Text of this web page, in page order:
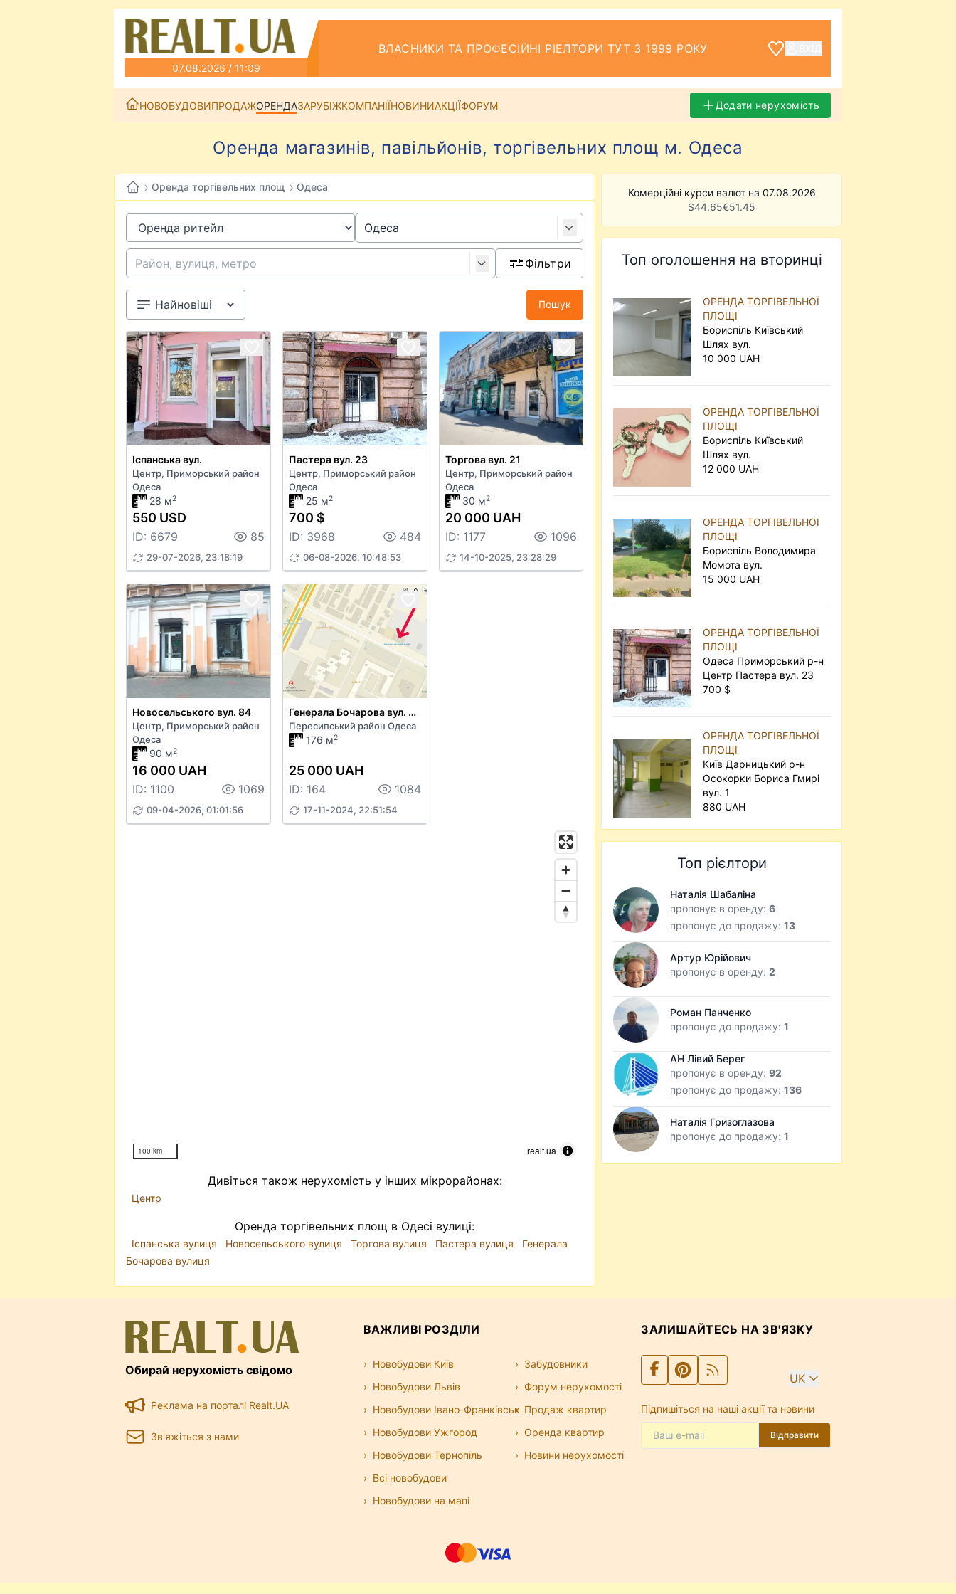
07.08.2026 / 11:09
ВЛАСНИКИ ТА ПРОФЕСІЙНІ РІЕЛТОРИ ТУТ З 1999 РОКУ
НОВОБУДОВИПРОДАЖОРЕНДАЗАРУБІЖКОМПАНІЇНОВИНИАКЦІЇФОРУМ Додати нерухомість
Оренда магазинів, павільйонів, торгівельних площ м. Одеса
› Оренда торгівельних площ › Одеса
Фільтри
Пошук
Іспанська вул.
Центр, Приморський район
Одеса
28 м2
550 USD
ID: 6679 85
29-07-2026, 23:18:19
Пастера вул. 23
Центр, Приморський район
Одеса
25 м2
700 $
ID: 3968 484
06-08-2026, 10:48:53
Торгова вул. 21
Центр, Приморський район
Одеса
30 м2
20 000 UAH
ID: 1177 1096
14-10-2025, 23:28:29
Новосельського вул. 84
Центр, Приморський район
Одеса
90 м2
16 000 UAH
ID: 1100 1069
09-04-2026, 01:01:56
Генерала Бочарова вул. 61а
Пересипський район Одеса
176 м2
25 000 UAH
ID: 164 1084
17-11-2024, 22:51:54
100 km realt.ua
Дивіться також нерухомість у інших мікрорайонах:
Центр
Оренда торгівельних площ в Одесі вулиці:
Іспанська вулиця Новосельського вулиця Торгова вулиця Пастера вулиця
Генерала
Бочарова вулиця
Комерційні курси валют на 07.08.2026
$44.65€51.45
Топ оголошення на вторинці
ОРЕНДА ТОРГІВЕЛЬНОЇ
ПЛОЩІ
Бориспіль Київський
Шлях вул.
10 000 UAH
ОРЕНДА ТОРГІВЕЛЬНОЇ
ПЛОЩІ
Бориспіль Київський
Шлях вул.
12 000 UAH
ОРЕНДА ТОРГІВЕЛЬНОЇ
ПЛОЩІ
Бориспіль Володимира
Момота вул.
15 000 UAH
ОРЕНДА ТОРГІВЕЛЬНОЇ
ПЛОЩІ
Одеса Приморський р-н
Центр Пастера вул. 23
700 $
ОРЕНДА ТОРГІВЕЛЬНОЇ
ПЛОЩІ
Київ Дарницький р-н
Осокорки Бориса Гмирі
вул. 1
880 UAH
Топ рієлтори
Наталія Шабаліна
пропонує в оренду:6
пропонує до продажу:13
Артур Юрійович
пропонує в оренду:2
Роман Панченко
пропонує до продажу:1
АН Лівий Берег
пропонує в оренду:92
пропонує до продажу:136
Наталія Гризоглазова
пропонує до продажу:1
Обирай нерухомість свідомо
Реклама на порталі Realt.UA
Зв'яжіться з нами
ВАЖЛИВІ РОЗДІЛИ
Новобудови Київ
Новобудови Львів
Новобудови Івано-Франківськ
Новобудови Ужгород
Новобудови Тернопіль
Всі новобудови
Новобудови на мапі
Забудовники
Форум нерухомості
Продаж квартир
Оренда квартир
Новини нерухомості
ЗАЛИШАЙТЕСЬ НА ЗВ'ЯЗКУ
UK
Підпишіться на наші акції та новини
Відправити